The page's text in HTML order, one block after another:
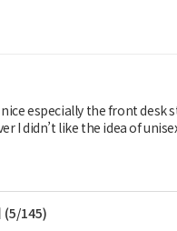
especially the front desk
I didn’t like the idea of
(5/145)